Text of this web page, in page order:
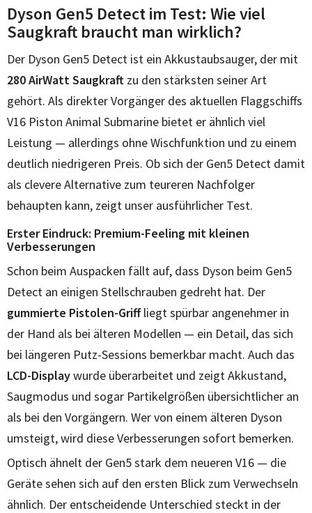
Dyson Gen5 Detect im Test: Wie viel
Saugkraft braucht man wirklich?
Der Dyson Gen5 Detect ist ein Akkustaubsauger, der mit
280 AirWatt Saugkraft zu den stärksten seiner Art
gehört. Als direkter Vorgänger des aktuellen Flaggschiffs
V16 Piston Animal Submarine bietet er ähnlich viel
Leistung — allerdings ohne Wischfunktion und zu einem
deutlich niedrigeren Preis. Ob sich der Gen5 Detect damit
als clevere Alternative zum teureren Nachfolger
behaupten kann, zeigt unser ausführlicher Test.
Erster Eindruck: Premium-Feeling mit kleinen
Verbesserungen
Schon beim Auspacken fällt auf, dass Dyson beim Gen5
Detect an einigen Stellschrauben gedreht hat. Der
gummierte Pistolen-Griffliegt spürbar angenehmer in
der Hand als bei älteren Modellen — ein Detail, das sich
bei längeren Putz-Sessions bemerkbar macht. Auch das
LCD-Displaywurde überarbeitet und zeigt Akkustand,
Saugmodus und sogar Partikelgrößen übersichtlicher an
als bei den Vorgängern. Wer von einem älteren Dyson
umsteigt, wird diese Verbesserungen sofort bemerken.
Optisch ähnelt der Gen5 stark dem neueren V16 — die
Geräte sehen sich auf den ersten Blick zum Verwechseln
ähnlich. Der entscheidende Unterschied steckt in der